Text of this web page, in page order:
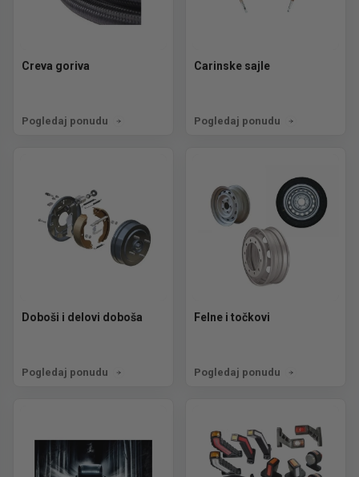
Creva goriva
Pogledaj ponudu
Carinske sajle
Pogledaj ponudu
Doboši i delovi doboša
Pogledaj ponudu
Felne i točkovi
Pogledaj ponudu